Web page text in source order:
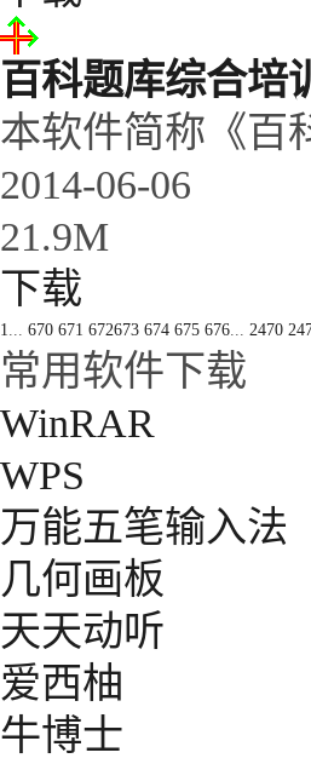
百科题库综合培
本软件简称《百
2014-06-06
21.9M
下载
1... 670 671 672673 674 675 676... 2470
常用软件下载
WinRAR
WPS
万能五笔输入法
几何画板
天天动听
爱西柚
牛博士